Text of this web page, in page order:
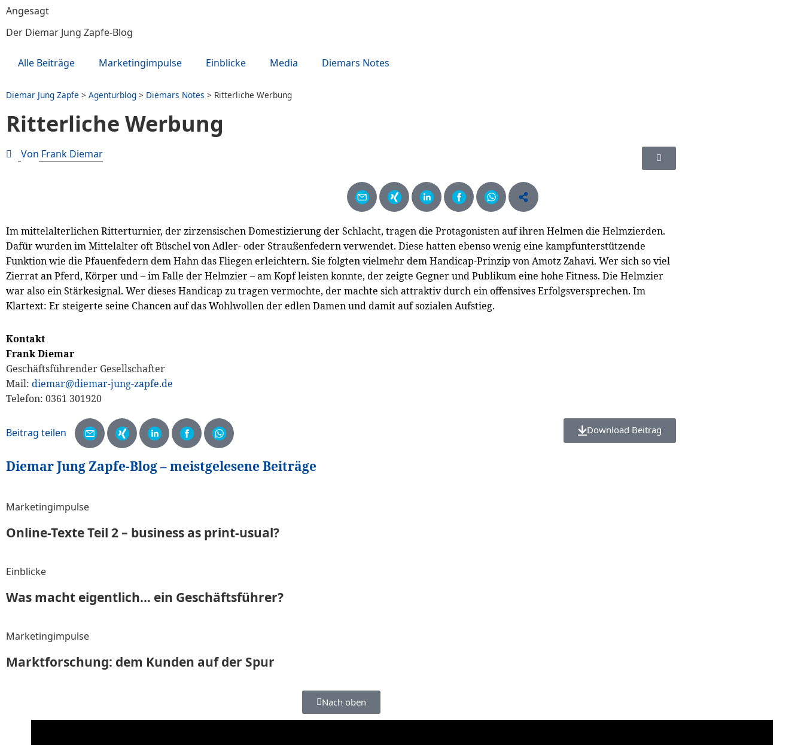
Angesagt
Der Diemar Jung Zapfe-Blog
Alle Beiträge Marketingimpulse Einblicke Media Diemars Notes
Diemar Jung Zapfe > Agenturblog > Diemars Notes > Ritterliche Werbung
Ritterliche Werbung
Von Frank Diemar
Im mittelalterlichen Ritterturnier, der zirzensischen Domestizierung der Schlacht, tragen die Protagonisten auf ihren Helmen die Helmzierden.
Dafür wurden im Mittelalter oft Büschel von Adler- oder Straußenfedern verwendet. Diese hatten ebenso wenig eine kampfunterstützende
Funktion wie die Pfauenfedern dem Hahn das Fliegen erleichtern. Sie folgten vielmehr dem Handicap-Prinzip von Amotz Zahavi. Wer sich so viel
Zierrat an Pferd, Körper und – im Falle der Helmzier – am Kopf leisten konnte, der zeigte Gegner und Publikum eine hohe Fitness. Die Helmzier
war also ein Stärkesignal. Wer dieses Handicap zu tragen vermochte, der machte sich attraktiv durch ein offensives Erfolgsversprechen. Im
Klartext: Er steigerte seine Chancen auf das Wohlwollen der edlen Damen und damit auf sozialen Aufstieg.
Kontakt
Frank Diemar
Geschäftsführender Gesellschafter
Mail: diemar@diemar-jung-zapfe.de
Telefon: 0361 301920
Download Beitrag
Diemar Jung Zapfe-Blog – meistgelesene Beiträge
Marketingimpulse
Online-Texte Teil 2 – business as print-usual?
Einblicke
Was macht eigentlich… ein Geschäftsführer?
Marketingimpulse
Marktforschung: dem Kunden auf der Spur
Nach oben